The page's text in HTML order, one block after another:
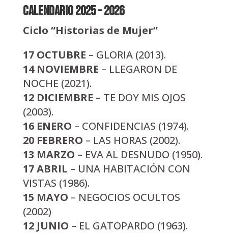
Calendario 2025 – 2026
Ciclo “Historias de Mujer”
17 OCTUBRE – GLORIA (2013).
14 NOVIEMBRE – LLEGARON DE
NOCHE (2021).
12 DICIEMBRE – TE DOY MIS OJOS
(2003).
16 ENERO – CONFIDENCIAS (1974).
20 FEBRERO – LAS HORAS (2002).
13 MARZO – EVA AL DESNUDO (1950).
17 ABRIL – UNA HABITACIÓN CON
VISTAS (1986).
15 MAYO – NEGOCIOS OCULTOS
(2002)
12 JUNIO – EL GATOPARDO (1963).